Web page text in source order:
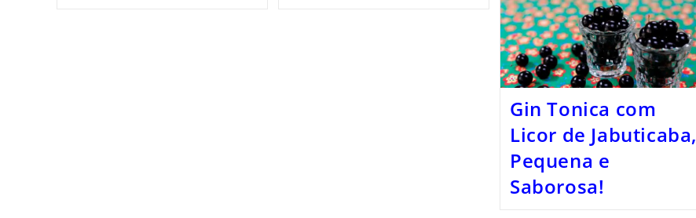
Gin Tonica com
Licor de Jabuticaba,
Pequena e
Saborosa!